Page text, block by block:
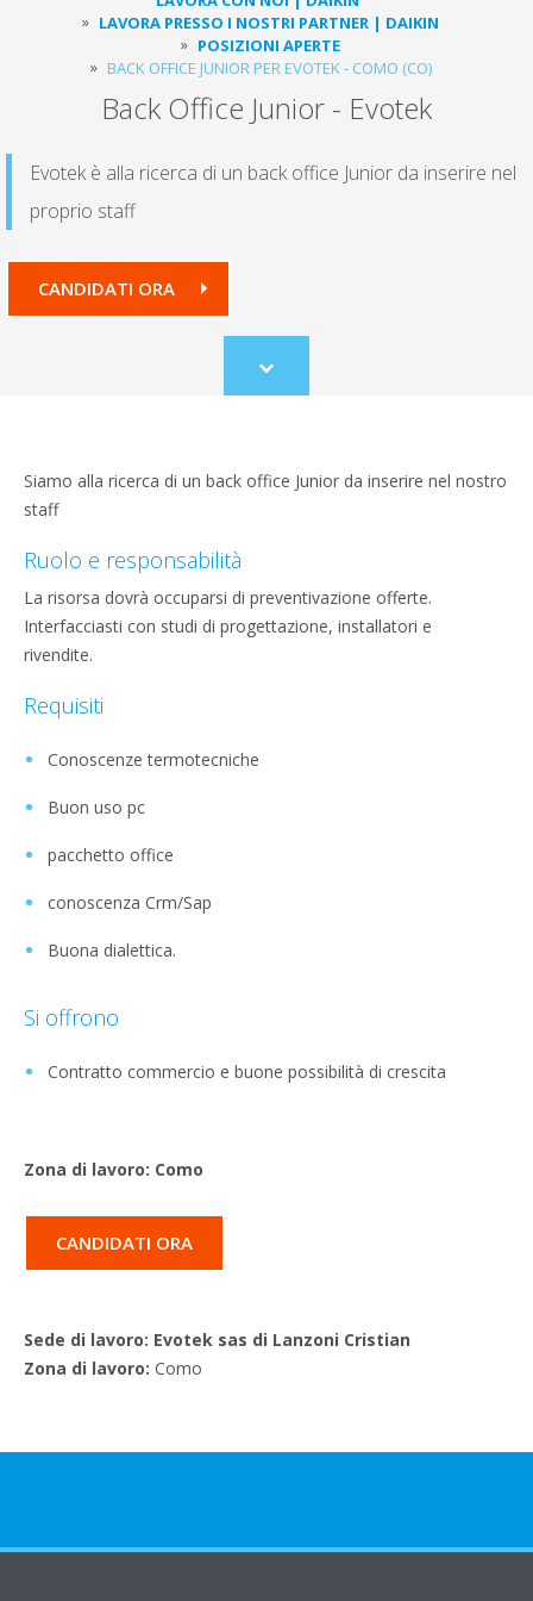
LAVORA PRESSO I NOSTRI PARTNER | DAIKIN
POSIZIONI APERTE
BACK OFFICE JUNIOR PER EVOTEK - COMO (CO)
Back Office Junior - Evotek
Evotek è alla ricerca di un back office Junior da inserire nel
proprio staff
CANDIDATI ORA
Scroll
to
Siamo alla ricerca di un back office Junior da inserire nel nostro
staff
Ruolo e responsabilità
La risorsa dovrà occuparsi di preventivazione offerte.
Interfacciasti con studi di progettazione, installatori e
rivendite.
Requisiti
Conoscenze termotecniche
Buon uso pc
pacchetto office
conoscenza Crm/Sap
Buona dialettica.
Si offrono
Contratto commercio e buone possibilità di crescita
Zona di lavoro: Como
CANDIDATI ORA
Sede di lavoro: Evotek sas di Lanzoni Cristian
Zona di lavoro: Como